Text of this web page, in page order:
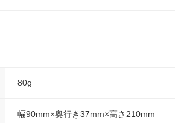
80g
幅90mm×奥行き37mm×高さ210mm